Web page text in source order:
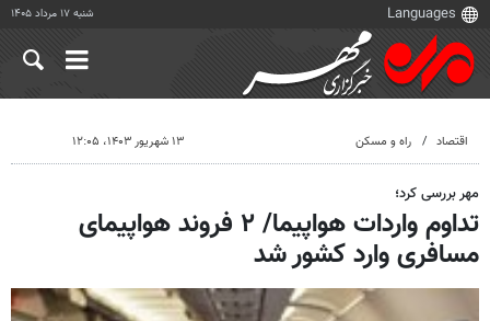
شنبه ۱۷ مرداد ۱۴۰۵
اقتصاد راه و مسکن ۱۳ شهریور ۱۴۰۳، ۱۲:۰۵
مهر بررسی کرد؛
تداوم واردات هواپیما/ ۲ فروند هواپیمای
مسافری وارد کشور شد